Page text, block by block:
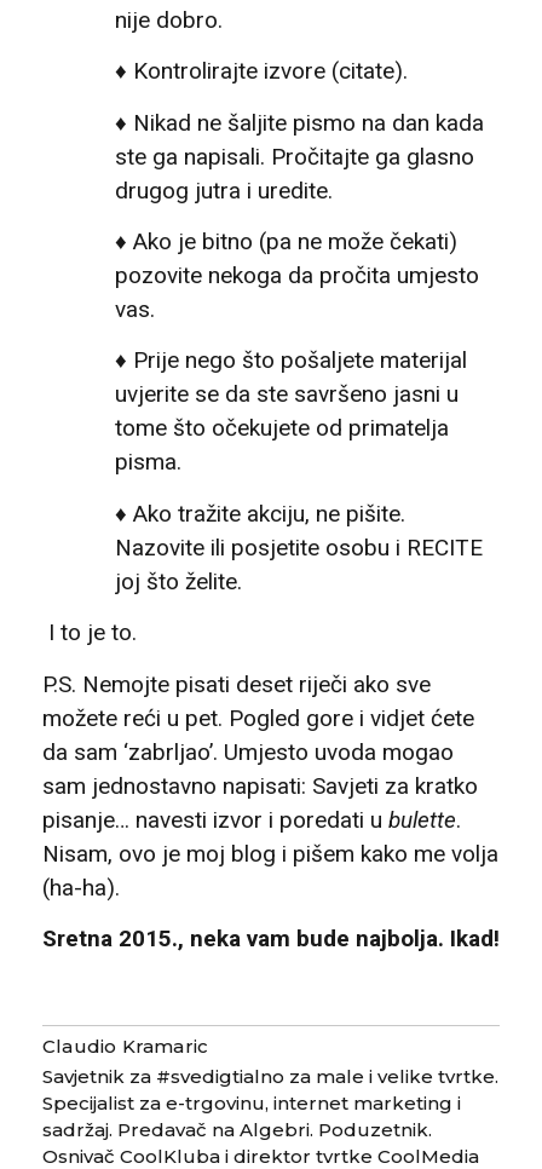
nije dobro.
♦ Kontrolirajte izvore (citate).
♦ Nikad ne šaljite pismo na dan kada
ste ga napisali. Pročitajte ga glasno
drugog jutra i uredite.
♦ Ako je bitno (pa ne može čekati)
pozovite nekoga da pročita umjesto
vas.
♦ Prije nego što pošaljete materijal
uvjerite se da ste savršeno jasni u
tome što očekujete od primatelja
pisma.
♦ Ako tražite akciju, ne pišite.
Nazovite ili posjetite osobu i RECITE
joj što želite.
I to je to.
P.S. Nemojte pisati deset riječi ako sve
možete reći u pet. Pogled gore i vidjet ćete
da sam ‘zabrljao’. Umjesto uvoda mogao
sam jednostavno napisati: Savjeti za kratko
pisanje… navesti izvor i poredati u bulette.
Nisam, ovo je moj blog i pišem kako me volja
(ha-ha).
Sretna 2015., neka vam bude najbolja. Ikad!
Claudio Kramaric
Savjetnik za #svedigtialno za male i velike tvrtke.
Specijalist za e-trgovinu, internet marketing i
sadržaj. Predavač na Algebri. Poduzetnik.
Osnivač CoolKluba i direktor tvrtke CoolMedia